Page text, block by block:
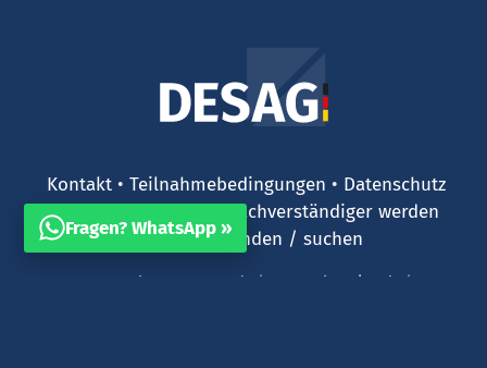
Kontakt Teilnahmebedingungen
Datenschutz
AGB
Impressum
Sachverständiger werden
Gutachter finden / suchen
brutto-netto.de | stempelservice.de
|
Fragen? WhatsApp »